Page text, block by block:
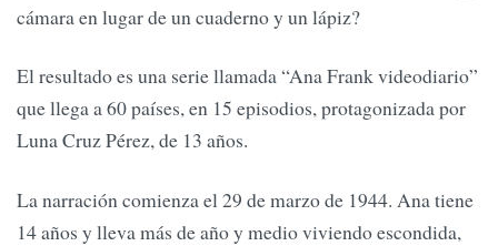
cámara en lugar de un cuaderno y un lápiz?
El resultado es una serie llamada “Ana Frank videodiario”
que llega a 60 países, en 15 episodios, protagonizada por
Luna Cruz Pérez, de 13 años.
La narración comienza el 29 de marzo de 1944. Ana tiene
14 años y lleva más de año y medio viviendo escondida,